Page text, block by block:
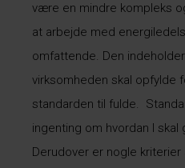
være en mindre kompleks
at arbejde med
omfattende. Den
virksomheden skal opfylde
standarden til fulde.
ingenting om hvordan I skal
Derudover er nogle